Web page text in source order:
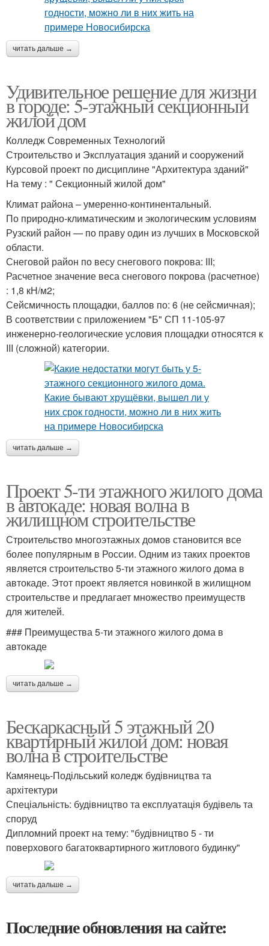
читать дальше →
Удивительное решение для жизни
в городе: 5-этажный секционный
жилой дом
Колледж Современных Технологий
Строительство и Эксплуатация зданий и сооружений
Курсовой проект по дисциплине "Архитектура зданий"
На тему : " Секционный жилой дом"
Климат района – умеренно-континентальный.
По природно-климатическим и экологическим условиям
Рузский район — по праву один из лучших в Московской
области.
Снеговой район по весу снегового покрова: III;
Расчетное значение веса снегового покрова (расчетное)
: 1,8 кН/м2;
Сейсмичность площадки, баллов по: 6 (не cейсмичная);
В соответствии с приложением "Б" СП 11-105-97
инженерно-геологические условия площадки относятся к
III (сложной) категории.
читать дальше →
Проект 5-ти этажного жилого дома
в автокаде: новая волна в
жилищном строительстве
Строительство многоэтажных домов становится все
более популярным в России. Одним из таких проектов
является строительство 5-ти этажного жилого дома в
автокаде. Этот проект является новинкой в жилищном
строительстве и предлагает множество преимуществ
для жителей.
### Преимущества 5-ти этажного жилого дома в
автокаде
читать дальше →
Бескаркасный 5 этажный 20
квартирный жилой дом: новая
волна в строительстве
Камянець-Подільський коледж будівництва та
архітектури
Спеціальність: будівництво та експлуатація будівель та
споруд
Дипломний проект на тему: "будівництво 5 - ти
поверхового багатоквартирного житлового будинку"
читать дальше →
Последние обновления на сайте: